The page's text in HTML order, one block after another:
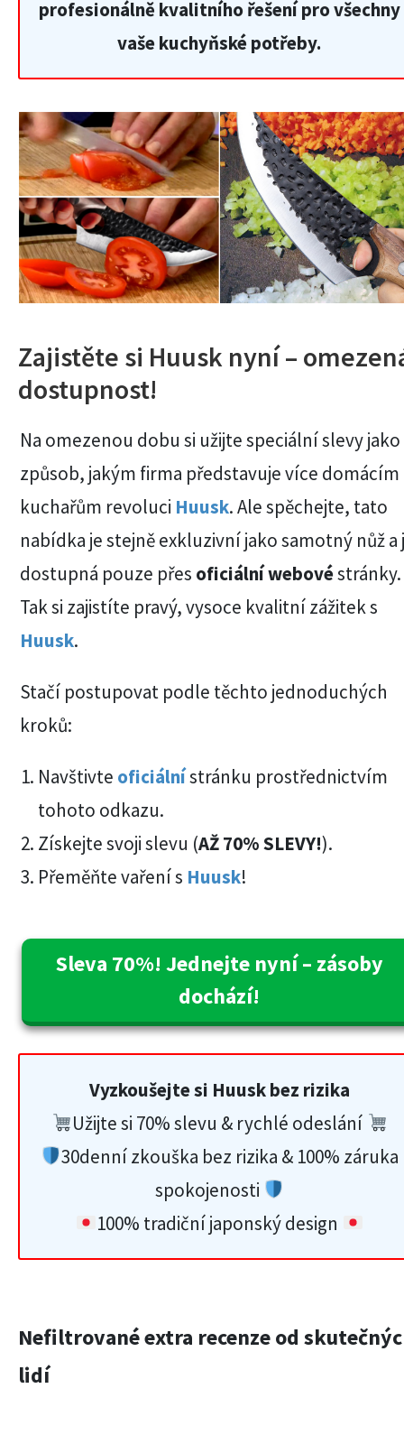
profesionálně kvalitního řešení pro všechny
vaše kuchyňské potřeby.
Zajistěte si Huusk nyní –
dostupnost!
Na omezenou dobu si užijte speciální slevy jako
způsob, jakým firma představuje více domácím
kuchařům revoluci Huusk. Ale spěchejte, tato
nabídka je stejně exkluzivní jako samotný nůž a
dostupná pouze přes oficiální webovéstránky.
Tak si zajistíte pravý, vysoce kvalitní zážitek s
Huusk.
Stačí postupovat podle těchto jednoduchých
kroků:
Navštivte oficiálnístránku prostřednictvím
tohoto odkazu.
Získejte svoji slevu (AŽ 70% SLEVY!).
Přeměňte vaření s Huusk!
Sleva 70%! Jednejte nyní – zásoby
dochází!
Vyzkoušejte si Huusk bez rizika
Užijte si 70% slevu & rychlé odeslání
30denní zkouška bez rizika & 100% záruka
spokojenosti
100% tradiční japonský design
Nefiltrované extra recenze od
lidí